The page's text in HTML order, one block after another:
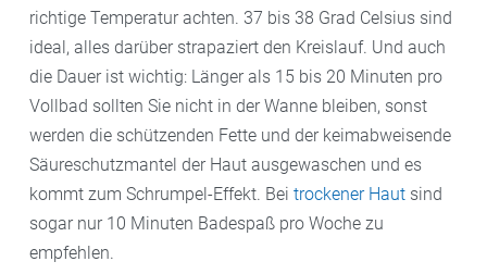
richtige Temperatur achten. 37 bis 38 Grad Celsius sind
ideal, alles darüber strapaziert den Kreislauf. Und auch
die Dauer ist wichtig: Länger als 15 bis 20 Minuten pro
Vollbad sollten Sie nicht in der Wanne bleiben, sonst
werden die schützenden Fette und der keimabweisende
Säureschutzmantel der Haut ausgewaschen und es
kommt zum Schrumpel-Effekt. Bei trockener Haut sind
sogar nur 10 Minuten Badespaß pro Woche zu
empfehlen.